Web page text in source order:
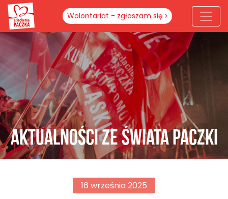
Wolontariat - zgłaszam się
Aktualności ze świata paczki
16 września 2025